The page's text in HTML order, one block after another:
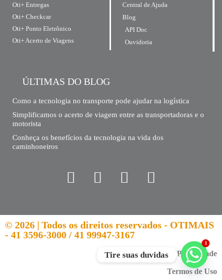
Oti+ Entregas
Oti+ Checkcar
Oti+ Ponto Eletrônico
Oti+ Acerto de Viagens
Central de Ajuda
Blog
API Doc
Ouvidoria
ÚLTIMAS DO BLOG
Como a tecnologia no transporte pode ajudar na logística
Simplificamos o acerto de viagem entre as transportadoras e o
motorista
Conheça os benefícios da tecnologia na vida dos
caminhoneiros
© 2026 | Todos os direitos reservados - OTIMAIS
- 41 3596-3000 / 41 99947-3167
Política de Privacidade
Termos de Uso
1
Tire suas duvidas